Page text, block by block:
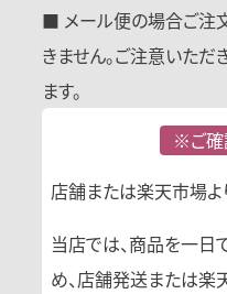
■ メール便の場合ご注
きません。ご注意いた
ます。
※ご確
店舗または楽天市場よ
当店では、商品を一日
め、店舗発送または楽